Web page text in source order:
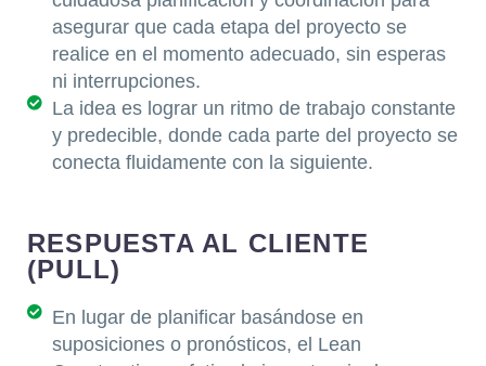
asegurar que cada etapa del proyecto se
realice en el momento adecuado, sin esperas
ni interrupciones.
La idea es lograr un ritmo de trabajo constante
y predecible, donde cada parte del proyecto se
conecta fluidamente con la siguiente.
RESPUESTA AL CLIENTE
(PULL)
En lugar de planificar basándose en
suposiciones o pronósticos, el Lean